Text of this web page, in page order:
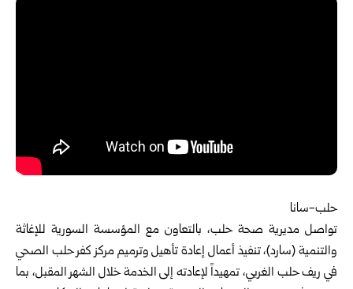
حلب-سانا
تواصل مديرية صحة حلب، بالتعاون مع المؤسسة السورية للإغاثة
والتنمية (سارد)، تنفيذ أعمال إعادة تأهيل وترميم مركز كفر حلب الصحي
في ريف حلب الغربي، تمهيداً لإعادته إلى الخدمة خلال الشهر المقبل، بما